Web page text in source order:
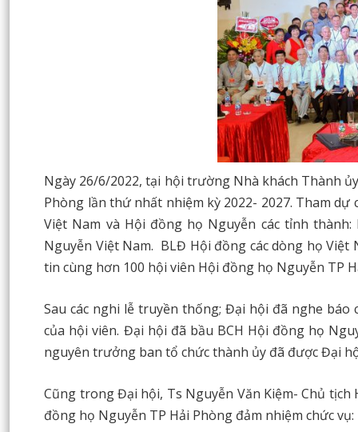
Ngày 26/6/2022, tại hội trường Nhà khách Thành
Phòng lần thứ nhất nhiệm kỳ 2022- 2027. Tham
Việt Nam và Hội đồng họ Nguyễn các tỉnh
Nguyễn Việt Nam. BLĐ Hội đồng các dòng họ
tin cùng hơn 100 hội viên Hội đồng họ Nguyễn TP
Sau các nghi lễ truyền thống; Đại hội đã nghe
của hội viên. Đại hội đã bầu BCH Hội đồng họ
nguyên trưởng ban tổ chức thành ủy đã được Đại
Cũng trong Đại hội, Ts Nguyễn Văn Kiệm- Chủ
đồng họ Nguyễn TP Hải Phòng đảm nhiệm chức